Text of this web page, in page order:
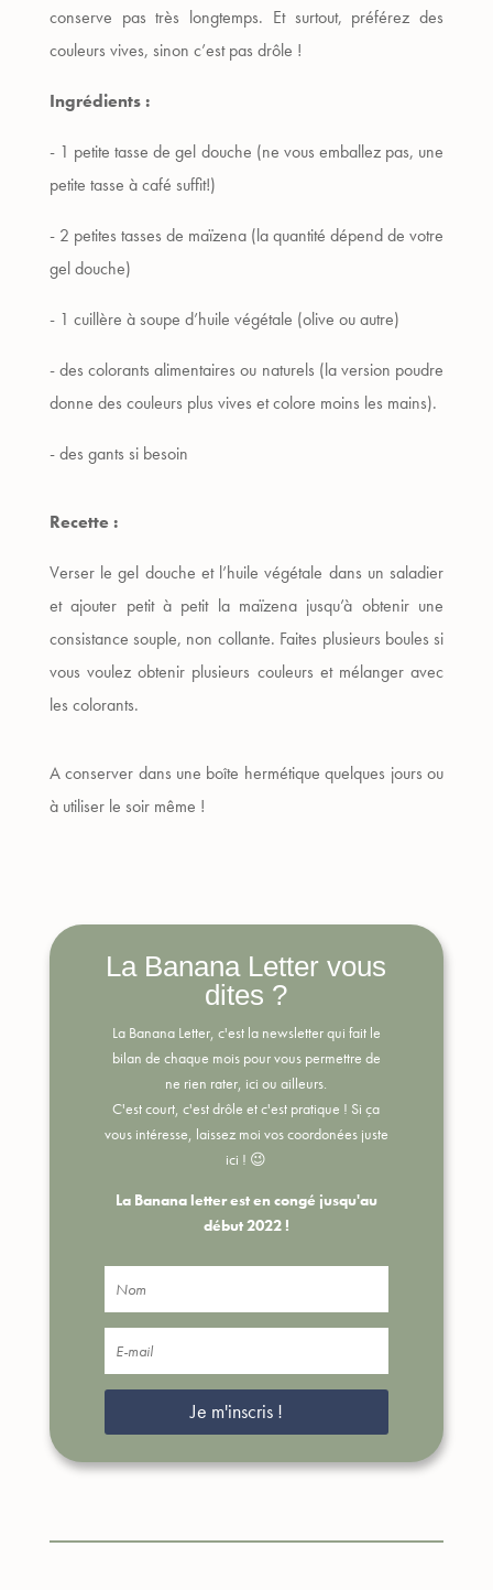
conserve pas très longtemps. Et surtout, préférez des
couleurs vives, sinon c’est pas drôle !
Ingrédients :
- 1 petite tasse de gel douche (ne vous emballez pas, une
petite tasse à café suffit!)
- 2 petites tasses de maïzena (la quantité dépend de votre
gel douche)
- 1 cuillère à soupe d’huile végétale (olive ou autre)
- des colorants alimentaires ou naturels (la version poudre
donne des couleurs plus vives et colore moins les mains).
- des gants si besoin
Recette :
Verser le gel douche et l’huile végétale dans un saladier
et ajouter petit à petit la maïzena jusqu’à obtenir une
consistance souple, non collante. Faites plusieurs boules si
vous voulez obtenir plusieurs couleurs et mélanger avec
les colorants.
A conserver dans une boîte hermétique quelques jours ou
à utiliser le soir même !
La Banana Letter vous
dites ?
La Banana Letter, c'est la newsletter qui fait le
bilan de chaque mois pour vous permettre de
ne rien rater, ici ou ailleurs.
C'est court, c'est drôle et c'est pratique ! Si ça
vous intéresse, laissez moi vos coordonées juste
ici ! 😉
La Banana letter est en congé jusqu'au
début 2022 !
Je m'inscris !